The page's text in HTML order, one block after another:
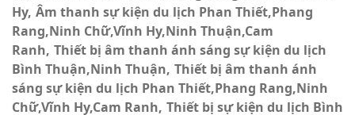
Hy Âm thanh sự kiện du lịch Phan Thiết,Phang
Rang,Ninh Chữ,Vĩnh Hy,Ninh Thuận,Cam
Ranh Thiết bị âm thanh ánh sáng sự kiện du lịch
Bình Thuận,Ninh Thuận Thiết bị âm thanh ánh
sáng sự kiện du lịch Phan Thiết,Phang Rang,Ninh
Chữ,Vĩnh Hy,Cam Ranh Thiết bị sự kiện du lịch Bình